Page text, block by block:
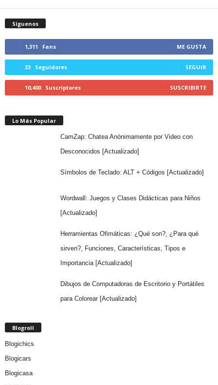
Síguenos
1,311 Fans ME GUSTA
33 Seguidores SEGUIR
10,400 Suscriptores SUSCRIBIRTE
Lo Más Popular
CamZap: Chatea Anónimamente por Video con
Desconocidos [Actualizado]
Símbolos de Teclado: ALT + Códigos [Actualizado]
Wordwall: Juegos y Clases Didácticas para Niños
[Actualizado]
Herramientas Ofimáticas: ¿Qué son?, ¿Para qué
sirven?, Funciones, Características, Tipos e
Importancia [Actualizado]
Dibujos de Computadoras de Escritorio y Portátiles
para Colorear [Actualizado]
Blogroll
Blogichics
Blogicars
Blogicasa